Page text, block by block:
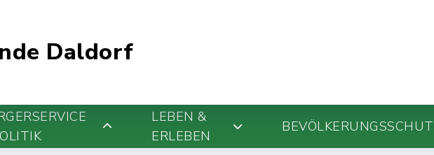
Daldorf
LEBEN &
ERLEBEN